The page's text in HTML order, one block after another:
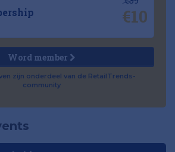
€10
Word member
zijn onderdeel van de RetailTrends-
community